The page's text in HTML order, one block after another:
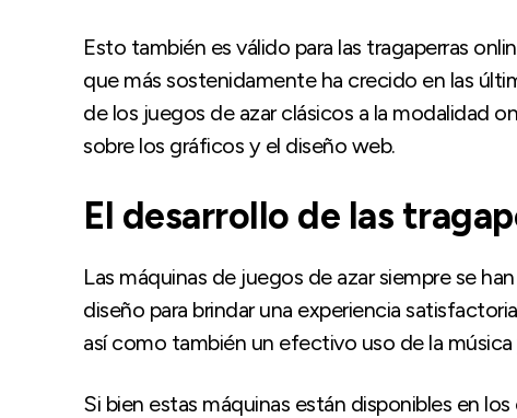
Esto también es válido para las tragaperras
que más sostenidamente ha crecido en las
de los juegos de azar clásicos a la modalidad
sobre los gráficos y el diseño web.
El desarrollo de las
Las máquinas de juegos de azar siempre se
diseño para brindar una experiencia
así como también un efectivo uso de la música
Si bien estas máquinas están disponibles en